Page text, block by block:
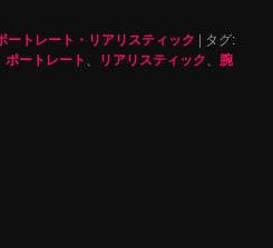
ートレート・リアリスティック | タグ:
ポートレート リアリスティック 腕